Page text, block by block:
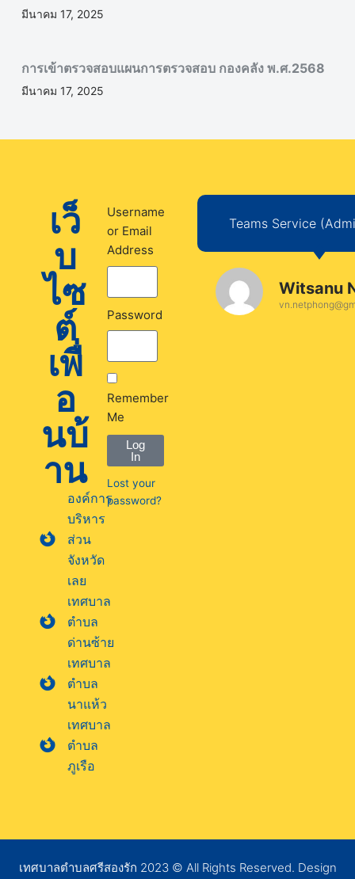
มีนาคม 17, 2025
การเข้าตรวจสอบแผนการตรวจสอบ กองคลัง พ.ศ.2568
มีนาคม 17, 2025
เว็
บ
ไซ
ต์
เพื่
อ
นบ้
าน
องค์การ
บริหาร
ส่วน
จังหวัด
เลย
เทศบาล
ตำบล
ด่านซ้าย
เทศบาล
ตำบล
นาแห้ว
เทศบาล
ตำบล
ภูเรือ
Username
or Email
Address
Password
Remember
Me
Log
In
Lost your
password?
Teams Service
Witsanu
เทศบาลตำบลศรีสองรัก 2023 © All Rights Reserved. Design